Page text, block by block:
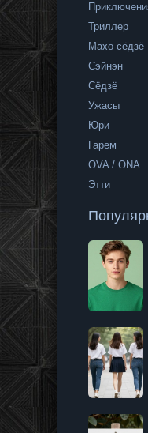
Триллер
Махо-сёдзё
Сэйнэн
Сёдзё
Ужасы
Юри
Гарем
OVA / ONA
Этти
Повседневность
/ Триллер /